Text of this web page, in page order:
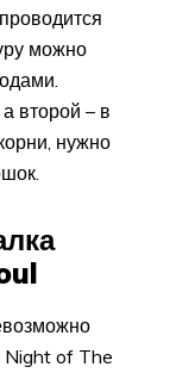
можно
второй – в
нужно
Night of The